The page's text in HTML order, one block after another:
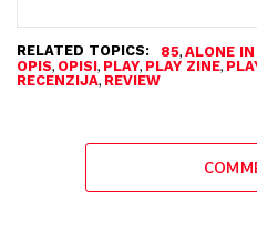
RELATED TOPICS: 85, ALONE
OPIS, OPISI, PLAY, PLAY ZINE,
RECENZIJA, REVIEW